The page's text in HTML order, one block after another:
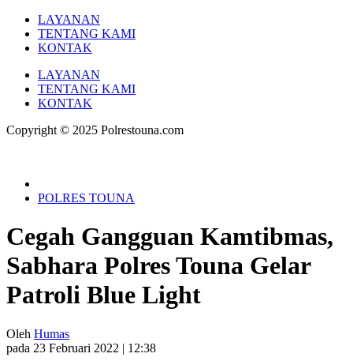
LAYANAN
TENTANG KAMI
KONTAK
LAYANAN
TENTANG KAMI
KONTAK
Copyright © 2025 Polrestouna.com
POLRES TOUNA
Cegah Gangguan Kamtibmas,
Sabhara Polres Touna Gelar
Patroli Blue Light
Oleh Humas
pada 23 Februari 2022 | 12:38